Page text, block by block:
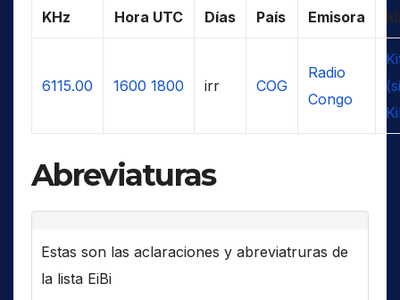
KHz Hora UTC Días País Emisora
6115.00 1600 1800 irr COG
Radio
Congo
Abreviaturas
Estas son las aclaraciones y abreviatruras de
la lista EiBi